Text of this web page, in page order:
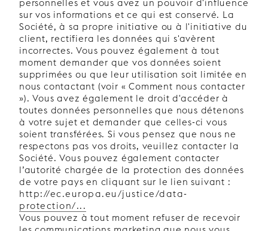
personnelles et vous avez un pouvoir d'influence
sur vos informations et ce qui est conservé. La
Société, à sa propre initiative ou à l'initiative du
client, rectifiera les données qui s'avèrent
incorrectes. Vous pouvez également à tout
moment demander que vos données soient
supprimées ou que leur utilisation soit limitée en
nous contactant (voir « Comment nous contacter
»). Vous avez également le droit d'accéder à
toutes données personnelles que nous détenons
à votre sujet et demander que celles-ci vous
soient transférées. Si vous pensez que nous ne
respectons pas vos droits, veuillez contacter la
Société. Vous pouvez également contacter
l’autorité chargée de la protection des données
de votre pays en cliquant sur le lien suivant :
http://ec.europa.eu/justice/data-
protection/...
Vous pouvez à tout moment refuser de recevoir